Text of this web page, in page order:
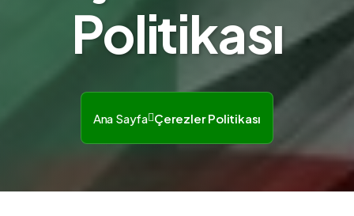
Politikası
Ana Sayfa Çerezler Politikası